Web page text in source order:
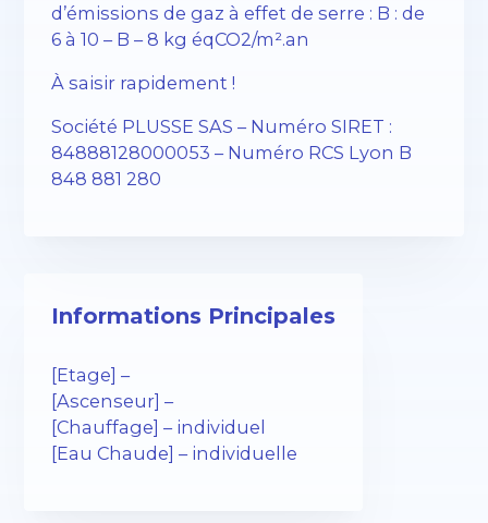
d’émissions de gaz à effet de serre : B : de
6 à 10 – B – 8 kg éqCO2/m².an
À saisir rapidement !
Société PLUSSE SAS – ​​Numéro SIRET :
84888128000053 – Numéro RCS Lyon B
848 881 280
Informations Principales
[Etage] –
[Ascenseur] –
[Chauffage] – individuel
[Eau Chaude] – individuelle